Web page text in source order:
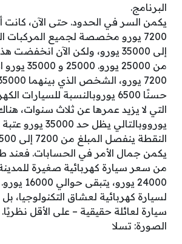
البرنامج.
يكمن السر في الحدود. حتى الآن، كانت
7200 يورو مخصصة لجميع المركبات
إلى 35000 يورو، ولكن الآن
من 25000
حسنًا 6500 يوروبالنسبة للسيارات
يورووبالتالي يظل
النقطة ينفصل المبلغ من 7200 إلى 6500 يورو.
من سعر سيارة كهربائية صغيرة
24000
لسيارة كهربائية لعشاق التكنولوجيا،
سيارة لعائلة حقيقية – على الأقل نظريًا.
الصورة: تسلا